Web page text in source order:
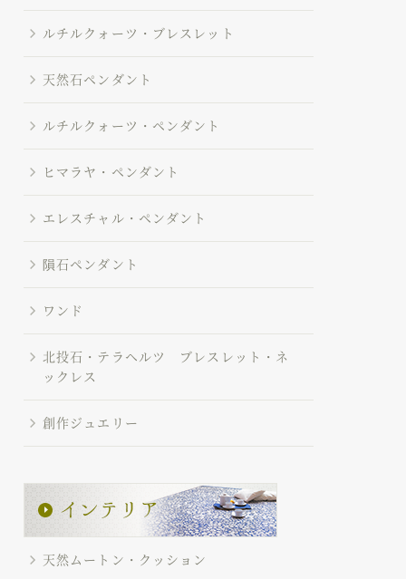
ルチルクォーツ・ブレスレット
天然石ペンダント
ルチルクォーツ・ペンダント
ヒマラヤ・ペンダント
エレスチャル・ペンダント
隕石ペンダント
ワンド
北投石・テラヘルツ ブレスレット・ネ
ックレス
創作ジュエリー
天然ムートン・クッション